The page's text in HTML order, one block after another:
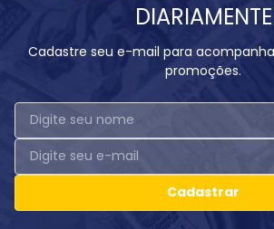
DIARIAMENTE
Cadastre seu e-mail para
promoções.
Cadastrar